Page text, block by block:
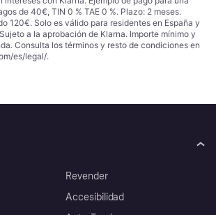
de 40€, TIN 0 % TAE 0 %. Plazo: 2 meses.
120€. Solo es válido para residentes en España y
a la aprobación de Klarna. Importe mínimo y
Consulta los términos y resto de condiciones en
es/legal/.
Revender
Accesibilidad